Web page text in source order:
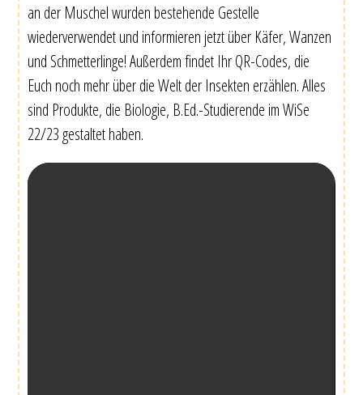
an der Muschel wurden bestehende Gestelle
wiederverwendet und informieren jetzt über Käfer, Wanzen
und Schmetterlinge! Außerdem findet Ihr QR-Codes, die
Euch noch mehr über die Welt der Insekten erzählen. Alles
sind Produkte, die Biologie, B.Ed.-Studierende im WiSe
22/23 gestaltet haben.